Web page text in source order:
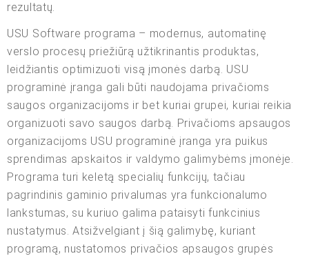
rezultatų.
USU Software programa – modernus, automatinę
verslo procesų priežiūrą užtikrinantis produktas,
leidžiantis optimizuoti visą įmonės darbą. USU
programinė įranga gali būti naudojama privačioms
saugos organizacijoms ir bet kuriai grupei, kuriai reikia
organizuoti savo saugos darbą. Privačioms apsaugos
organizacijoms USU programinė įranga yra puikus
sprendimas apskaitos ir valdymo galimybėms įmonėje.
Programa turi keletą specialių funkcijų, tačiau
pagrindinis gaminio privalumas yra funkcionalumo
lankstumas, su kuriuo galima pataisyti funkcinius
nustatymus. Atsižvelgiant į šią galimybę, kuriant
programą, nustatomos privačios apsaugos grupės